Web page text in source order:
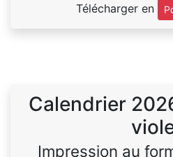
Télécharger en
Calendrier
Impression au